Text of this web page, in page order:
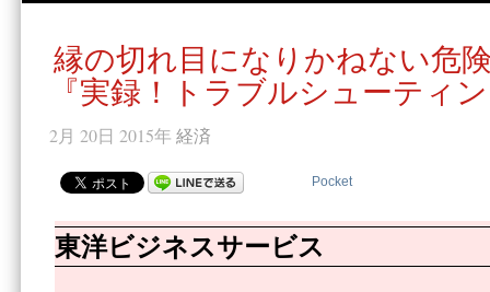
縁の切れ目になりかねない危
『実録！トラブルシューティ
2月 20日 2015年 経済
Pocket
東洋ビジネスサービス